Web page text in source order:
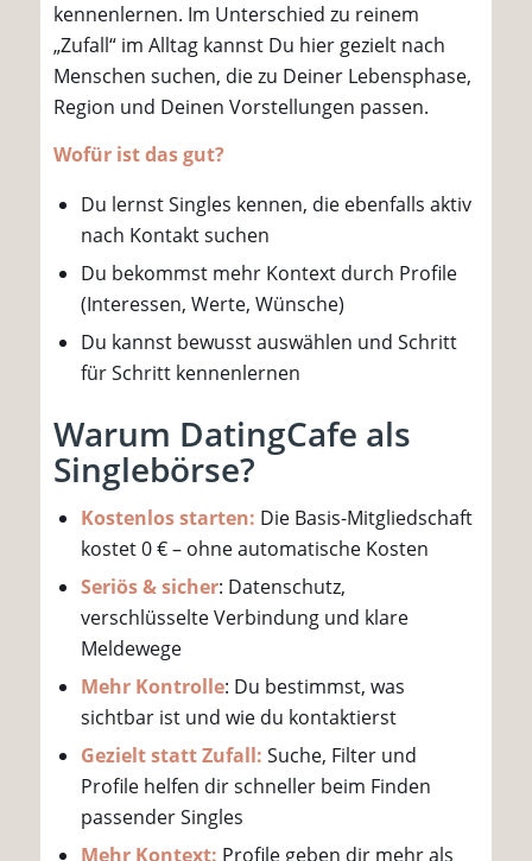
kennenlernen. Im Unterschied zu reinem
„Zufall“ im Alltag kannst Du hier gezielt nach
Menschen suchen, die zu Deiner Lebensphase,
Region und Deinen Vorstellungen passen.
Wofür ist das gut?
Du lernst Singles kennen, die ebenfalls aktiv
nach Kontakt suchen
Du bekommst mehr Kontext durch Profile
(Interessen, Werte, Wünsche)
Du kannst bewusst auswählen und Schritt
für Schritt kennenlernen
Warum DatingCafe als
Singlebörse?
Kostenlos starten: Die Basis-Mitgliedschaft
kostet 0 € – ohne automatische Kosten
Seriös & sicher: Datenschutz,
verschlüsselte Verbindung und klare
Meldewege
Mehr Kontrolle: Du bestimmst, was
sichtbar ist und wie du kontaktierst
Gezielt statt Zufall: Suche, Filter und
Profile helfen dir schneller beim Finden
passender Singles
Mehr Kontext: Profile geben dir mehr als